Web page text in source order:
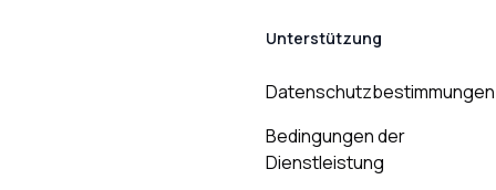
Unterstützung
Datenschutzbestimmungen
Bedingungen der
Dienstleistung